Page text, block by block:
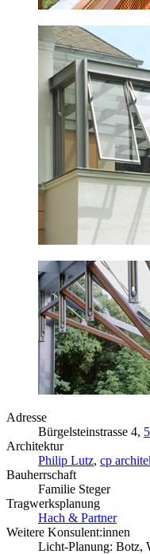
Adresse
Bürgelsteinstrasse 4,
Architektur
Philip Lutz, cp
Bauherrschaft
Familie Steger
Tragwerksplanung
Hach & Partner
Weitere Konsulent:innen
Licht-Planung: Botz,